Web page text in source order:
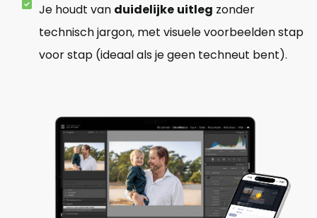
Je houdt van duidelijke uitleg zonder
technisch jargon, met visuele voorbeelden stap
voor stap (ideaal als je geen techneut bent).